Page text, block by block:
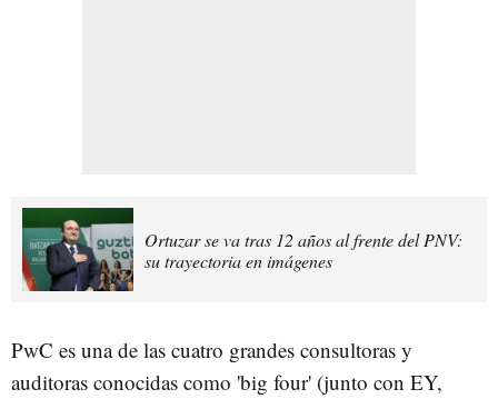
Ortuzar se va tras 12 años al frente del PNV:
su trayectoria en imágenes
PwC es una de las cuatro grandes consultoras y
auditoras conocidas como 'big four' (junto con EY,